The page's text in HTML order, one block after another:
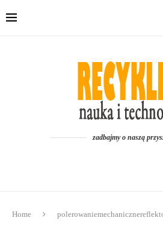
zadbajmy o naszą
Home